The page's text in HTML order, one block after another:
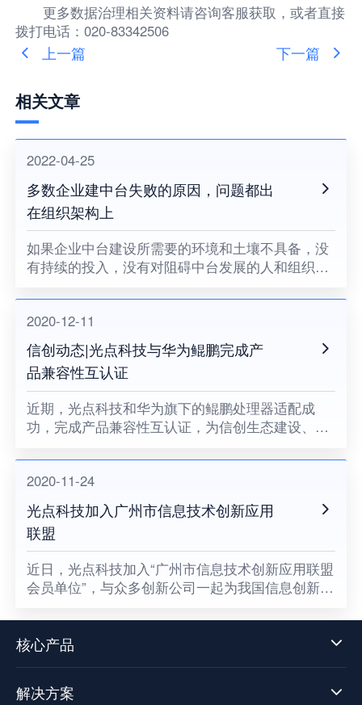
更多数据治理相关资料请咨询客服获取，或者直接
拨打电话：020-83342506
上一篇 下一篇
相关文章
2022-04-25
多数企业建中台失败的原因，问题都出
在组织架构上
如果企业中台建设所需要的环境和土壤不具备，没
有持续的投入，没有对阻碍中台发展的人和组织提
业中台将很难健康地成长。
2020-12-11
信创动态|光点科技与华为鲲鹏完成产
品兼容性互认证
近期，光点科技和华为旗下的鲲鹏处理器适配成
功，完成产品兼容性互认证，为信创生态建设、关
2020-11-24
光点科技加入广州市信息技术创新应用
联盟
​近日，光点科技加入“广州市信息技术创新应用联盟
会员单位”，与众多创新公司一起为我国信息创新发
台技术发展迈向了新阶段。
核心产品
解决方案